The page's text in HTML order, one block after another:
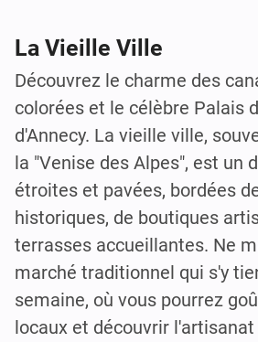
La Vieille Ville
Découvrez le charme des
colorées et le célèbre Palais
d'Annecy. La vieille ville,
la "Venise des Alpes", est un
étroites et pavées, bordées
historiques, de boutiques
terrasses accueillantes. Ne
marché traditionnel qui s'y
semaine, où vous pourrez
locaux et découvrir